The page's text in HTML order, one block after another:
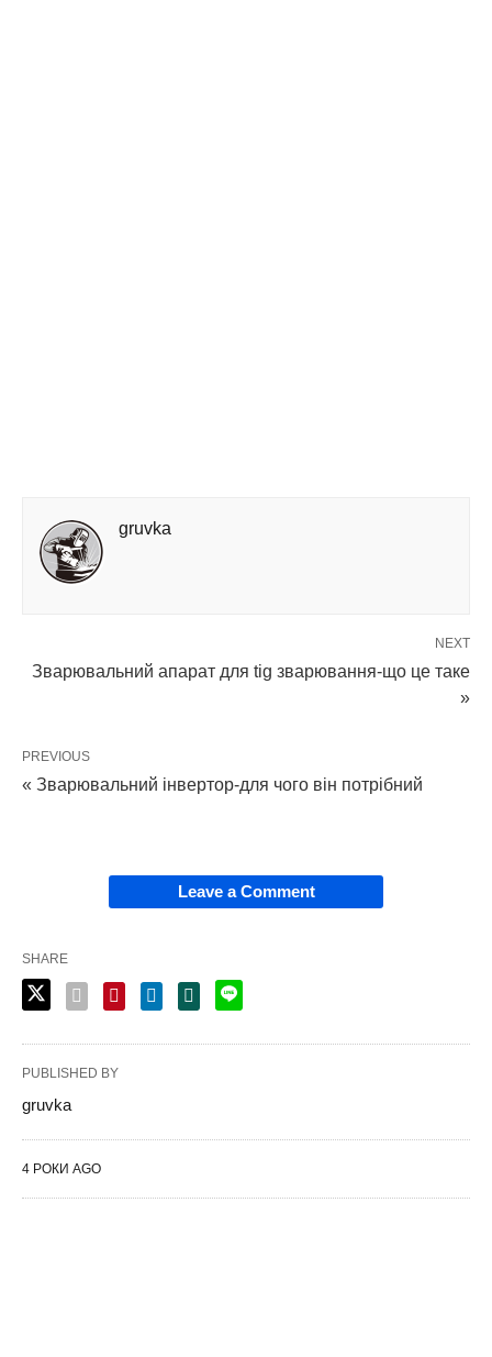
gruvka
NEXT
Зварювальний апарат для tig зварювання-що це таке
»
PREVIOUS
« Зварювальний інвертор-для чого він потрібний
Leave a Comment
SHARE
PUBLISHED BY
gruvka
4 РОКИ AGO